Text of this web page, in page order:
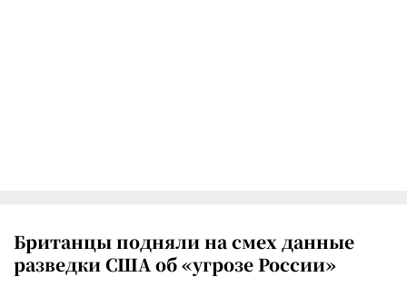
Британцы подняли на смех данные
разведки США об «угрозе России»